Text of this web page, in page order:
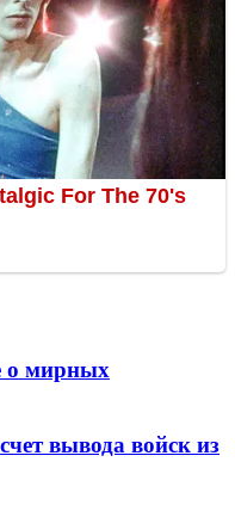
о мирных
вывода войск из